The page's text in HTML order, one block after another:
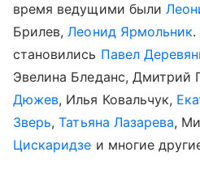
время ведущими были
Брилев,Леонид Ярмольник.
становились Павел
Эвелина Бледанс, Дмитрий
Дюжев, Илья Ковальчук,
Зверь,Татьяна Лазарева,
Цискаридзе и многие